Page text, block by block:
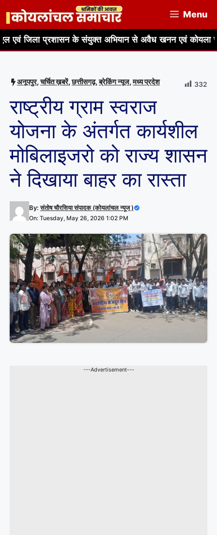
content
Menu
के संयुक्त अभियान से अवैध खनन एवं कोयला चोरी पर प्रभावी
अनूपपुर,चर्चित ख़बरें,छत्तीसगढ़,ब्रेकिंग न्यूज,मध्य प्रदेश 332
राष्ट्रीय ग्राम स्वराज
योजना के अंतर्गत कार्यशील
मोबिलाइजरो को राज्य शासन
ने दिखाया बाहर का रास्ता
By:संतोष चौरसिया संपादक (कोयलांचल न्यूज )
On: Tuesday, May 26, 2026 1:02 PM
---Advertisement---